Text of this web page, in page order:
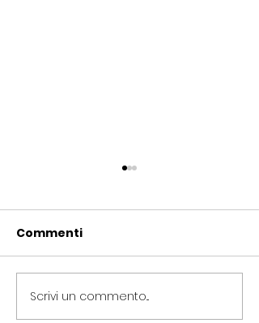
Periferie, Colucci
Commenti
Scrivi un commento...